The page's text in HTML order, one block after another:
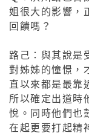
姐很大的影響，
回饋嗎？
路己：與其說是
對姊姊的憧憬，
直以來都是最靠
所以確定出道時
悅。同時他們也
在起更要打起精